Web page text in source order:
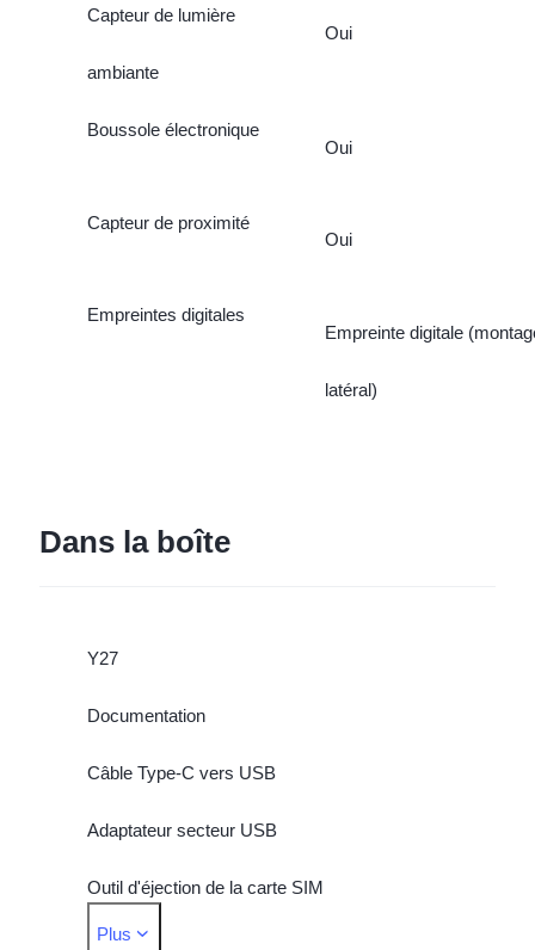
Capteur de lumière
ambiante
Oui
Boussole électronique
Oui
Capteur de proximité
Oui
Empreintes digitales
Empreinte digitale
latéral)
Dans la boîte
Y27
Documentation
Câble Type-C vers USB
Adaptateur secteur USB
Outil d'éjection de la carte SIM
Coque de téléphone
Plus